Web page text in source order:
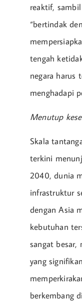
reaktif,
“bertindak
tengah
negara harus
menghadapi
Menutup
Skala
terkini
2040, dunia
infrastruktur
dengan Asia
kebutuhan
sangat besar,
yang
berkembang